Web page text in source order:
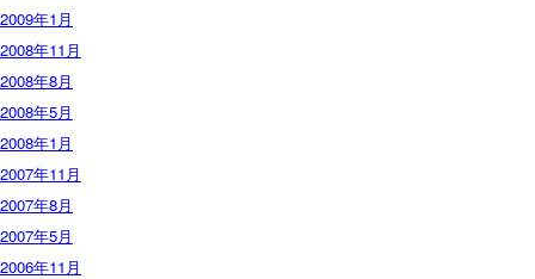
2009年1月
2008年11月
2008年8月
2008年5月
2008年1月
2007年11月
2007年8月
2007年5月
2006年11月